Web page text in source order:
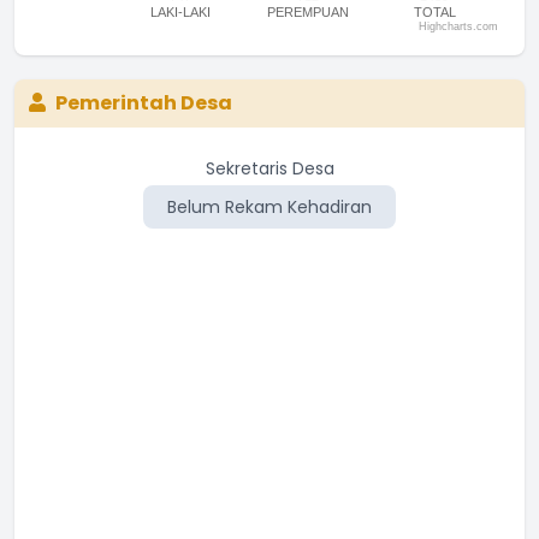
LAKI-LAKI
PEREMPUAN
TOTAL
Highcharts.com
Pemerintah Desa
Sekretaris Desa
Belum Rekam Kehadiran